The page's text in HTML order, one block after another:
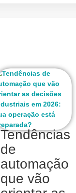
Tendências
de
automação
que vão